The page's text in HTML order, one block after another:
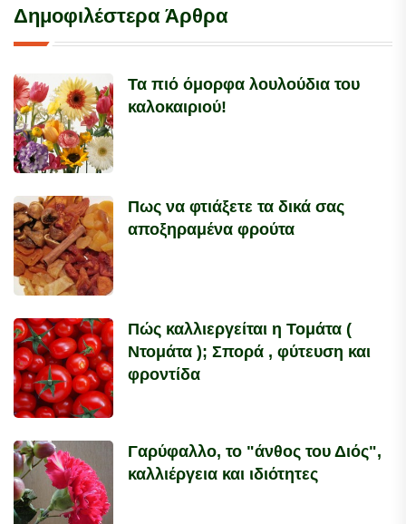
Δημοφιλέστερα Άρθρα
Τα πιό όμορφα λουλούδια του
καλοκαιριού!
Πως να φτιάξετε τα δικά σας
αποξηραμένα φρούτα
Πώς καλλιεργείται η Τομάτα (
Ντομάτα ); Σπορά , φύτευση και
φροντίδα
Γαρύφαλλο, το "άνθος του Διός",
καλλιέργεια και ιδιότητες